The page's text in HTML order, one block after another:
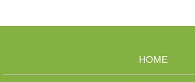
HOME